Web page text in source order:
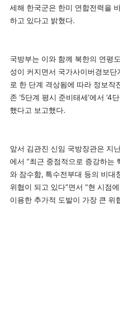
세해 한국군은 한미 연합전력을
하고 있다고 밝혔다.
국방부는 이와 함께 북한의 연평
성이 커지면서 국가사이버경보
로 한 단계 격상됨에 따라 정보작
존 ‘5단계 평시 준비태세’에서 ‘4
했다고 보고했다.
앞서 김관진 신임 국방장관은 지
에서 “최근 중점적으로 증강하는
와 잠수함, 특수전부대 등의 비대
위협이 되고 있다”면서 “현 시점
이용한 추가적 도발이 가장 큰 위